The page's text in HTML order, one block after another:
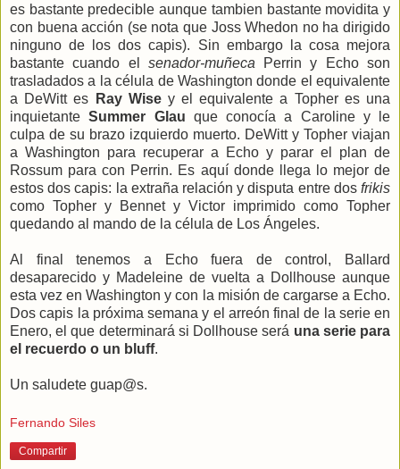
es bastante predecible aunque tambien bastante movidita y
con buena acción (se nota que Joss Whedon no ha dirigido
ninguno de los dos capis). Sin embargo la cosa mejora
bastante cuando el senador-muñeca Perrin y Echo son
trasladados a la célula de Washington donde el equivalente
a DeWitt es
Ray Wisey el equivalente a Topher es una
inquietanteSummer Glau que conocía a Caroline y le
culpa de su brazo izquierdo muerto. DeWitt y Topher viajan
a Washington para recuperar a Echo y parar el plan de
Rossum para con Perrin. Es aquí donde llega lo mejor de
estos dos capis: la extraña relación y disputa entre dos frikis
como Topher y Bennet y Victor imprimido como Topher
quedando al mando de la célula de Los Ángeles.
Al final tenemos a Echo fuera de control, Ballard
desaparecido y Madeleine de vuelta a Dollhouse aunque
esta vez en Washington y con la misión de cargarse a Echo.
Dos capis la próxima semana y el arreón final de la serie en
Enero, el que determinará si Dollhouse será una serie para
el recuerdo o un bluff.
Un saludete guap@s.
Fernando Siles
Compartir